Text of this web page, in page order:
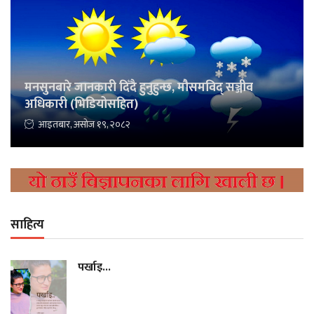
मनसुनबारे जानकारी दिँदै हुनुहुन्छ, मौसमविद् सञ्जीव
अधिकारी (भिडियोसहित)
आइतबार, असोज १९, २०८२
साहित्य
पर्खाइ...